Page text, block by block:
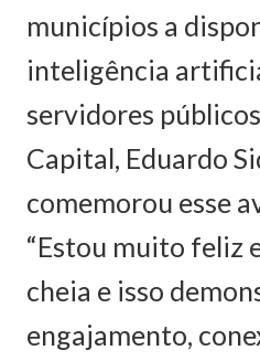
municípios a
inteligência
servidores
Capital, Eduardo
comemorou esse
“Estou muito feliz
cheia e isso
engajamento,